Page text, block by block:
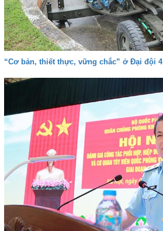
“Cơ bản, thiết thực, vững chắc” ở Đại đội 4